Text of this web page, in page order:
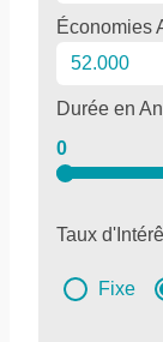
Économies
Durée en
0
Taux
Fixe